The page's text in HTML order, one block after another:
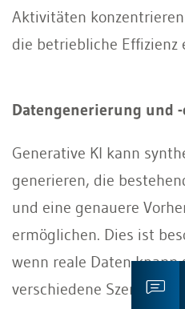
Aktivitäten
die betriebliche Effizienz
Datengenerierung und
Generative KI kann
generieren, die
und eine genauere
ermöglichen. Dies ist
wenn reale Daten knapp
verschiedene Szenarien